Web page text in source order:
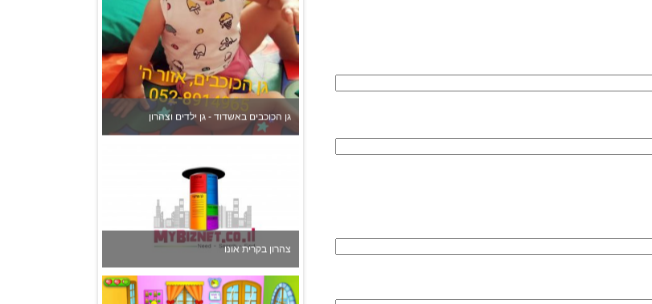
גן הכוכבים באשדוד - גן ילדים וצהרון
צהרון בקרית אונו